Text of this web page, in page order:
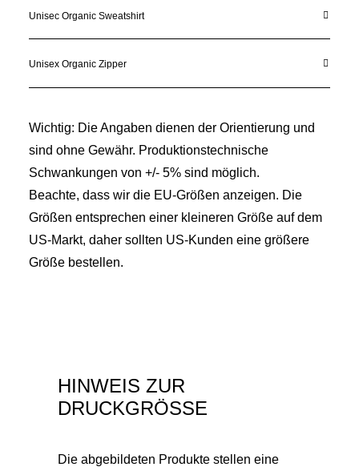
Unisec Organic Sweatshirt
Unisex Organic Zipper
Wichtig: Die Angaben dienen der Orientierung und
sind ohne Gewähr. Produktionstechnische
Schwankungen von +/- 5% sind möglich.
Beachte, dass wir die EU-Größen anzeigen. Die
Größen entsprechen einer kleineren Größe auf dem
US-Markt, daher sollten US-Kunden eine größere
Größe bestellen.
HINWEIS ZUR
DRUCKGRÖSSE
Die abgebildeten Produkte stellen eine